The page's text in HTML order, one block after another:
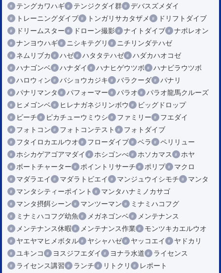
テングカワハギ
テンジクダイ群
デバスズメダイ
トレーニングダイブ
トンガリサカタザメ
ドリフトダイブ
ドリームスター
ドローン撮影 ナイトダイブ
ナポレオン
ナンヨウハギ
ニシキテグリ
ニチリンダテハゼ
ネムリブカ
ハゼ ハタタテハゼ
ハダカハオコゼ
ハナゴンベ
ハナダイ ハナヒゲウツボ
ハナビラウツボ
ハロウィン
バショウカジキ バラクーダ
パナリ
パナリマンタ
パフォーマー パラオ
パラオ龍馬クルーズ
ヒメゴンベ
ヒレナガネジリンボウ
ビッグドロップ
ビーチ
ピカチューウミウシ ファミリー
フエダイ
フォトコン
フォトコンテスト
フォトダイブ
フタイロカエルウオ
フローダイブ ベラ
ペリリュー
ホシカゲアゴアマダイ
ホシゴンべ ホソカマス
ホヤ
ボートチャーター
ポイントリサーチ ポリプ
マクロ
マダラエイ
マダラトビエイ マンジュウイシモチ
マンタ
マンタシティーポイント
マンタハナミノカサゴ
マンタ摂餌シーン
マンツーマン
ミナミハコフグ
ミナミハコフグ幼魚
メガネゴンベ
メンテナンス
メンテナンス休暇
メンテナンス作業
モンツキカエルウオ
ヤエヤマヒメボタル
ヤシャハゼ ヤッコエイ
ヤドカリ
ユキンコ
ヨスジフエダイ ヨナラ水道
ライセンス
ライセンス講習
ランチ リトクリ
レポート